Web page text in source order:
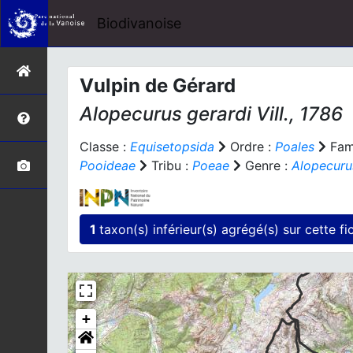
Biodivanoise
Vulpin de Gérard
Alopecurus gerardiVill., 1786
Classe : Equisetopsida Ordre : Poales
Pooideae
Tribu : Poeae Genre :
1 taxon(s)
+